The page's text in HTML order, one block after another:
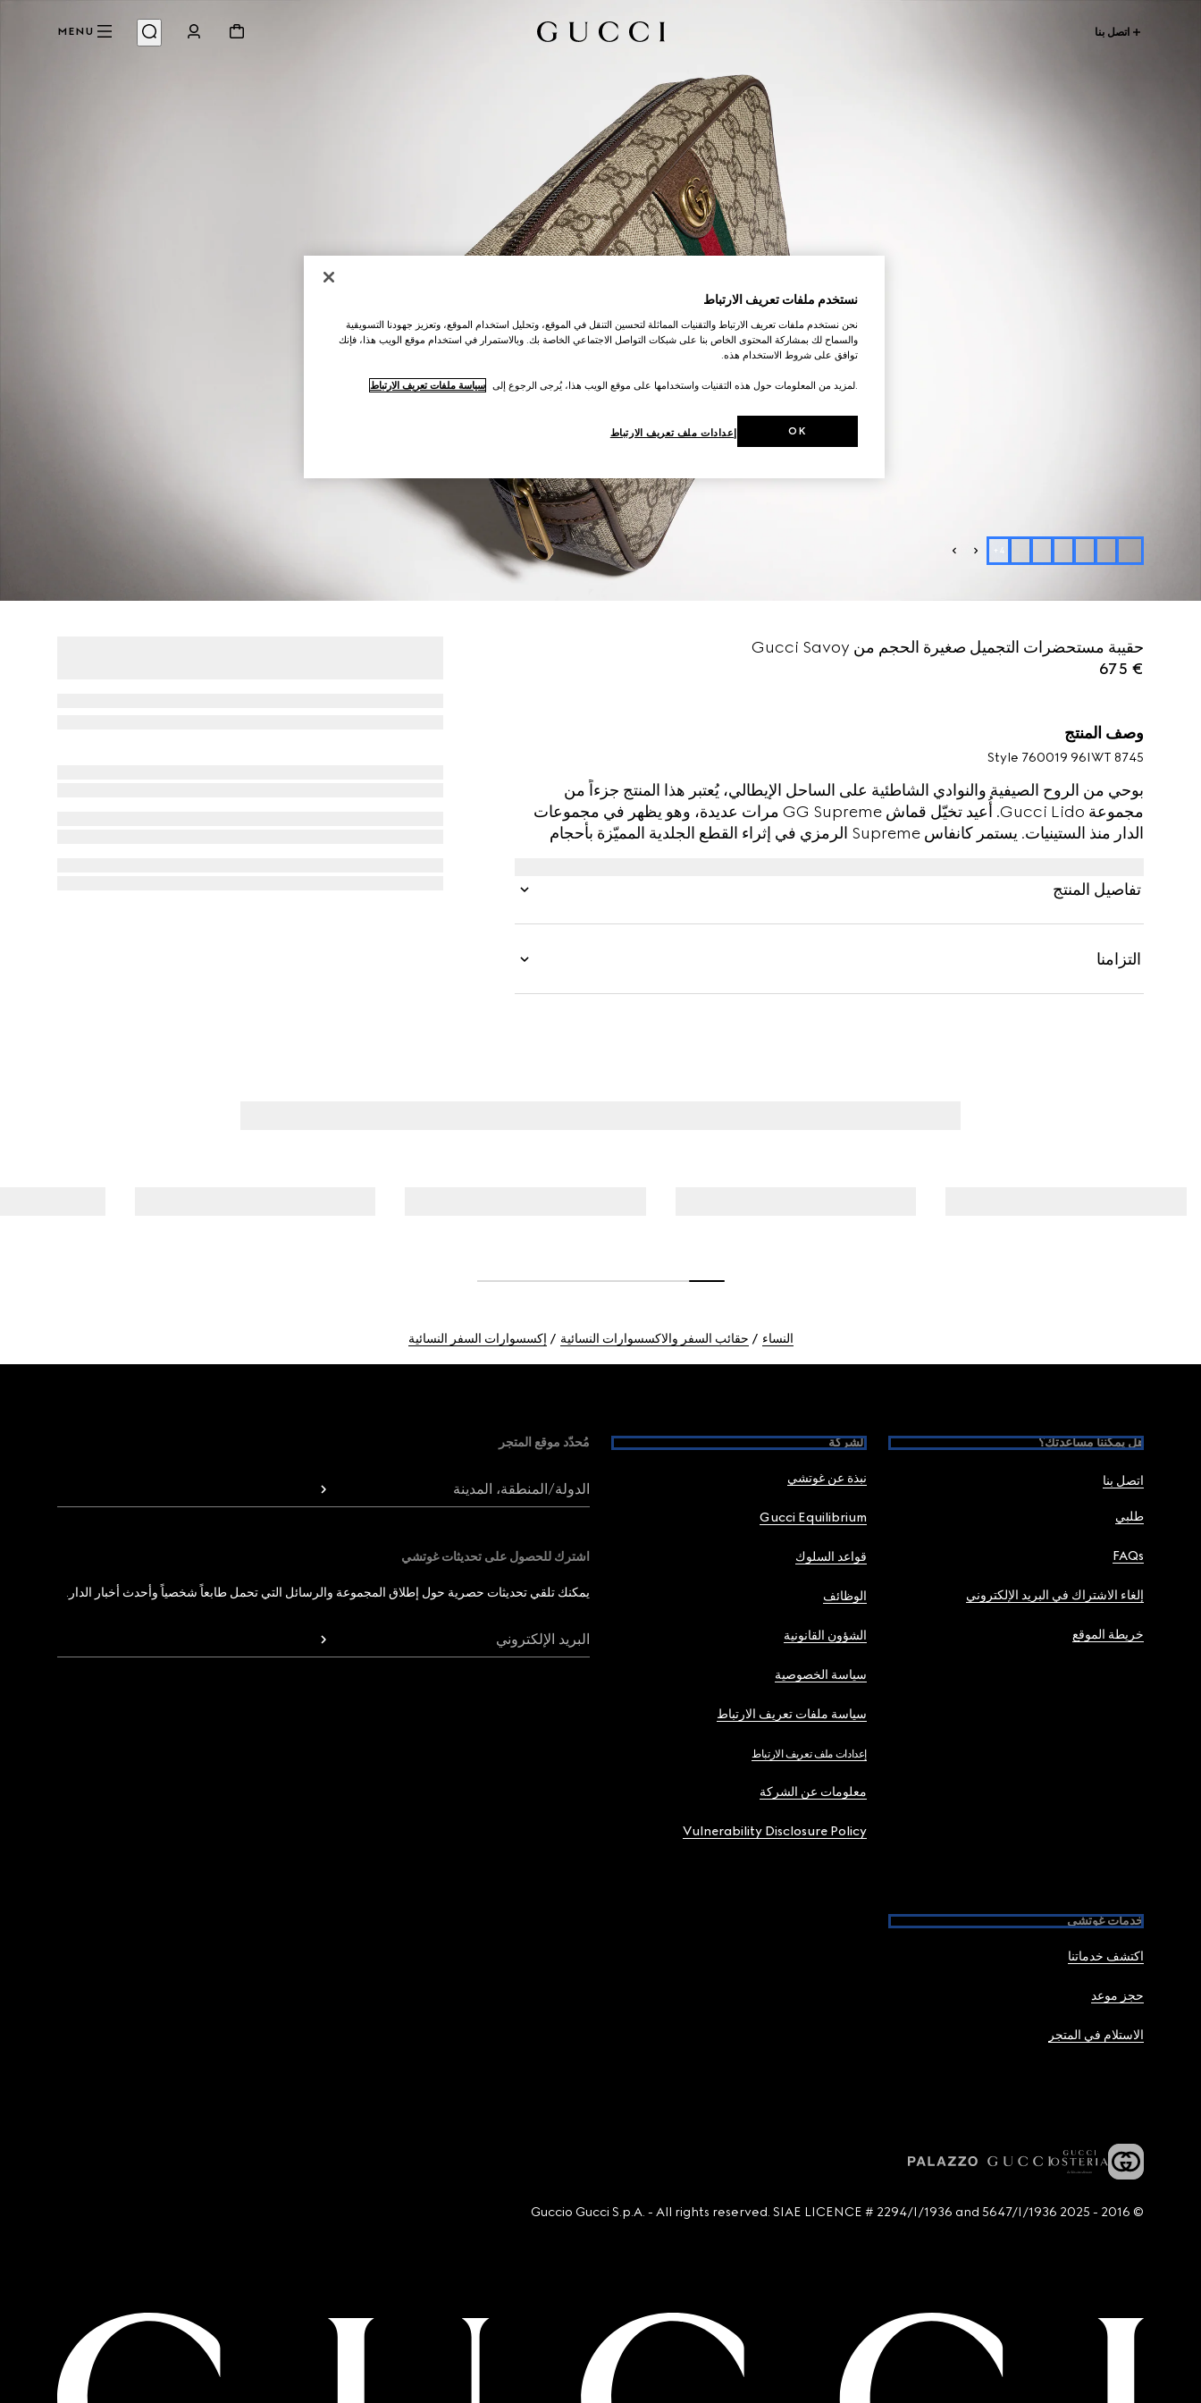
اتصل بنا MENU
+ 4
حقيبة مستحضرات التجميل صغيرة الحجم من Gucci Savoy
€ 675
وصف المنتج
Style ‎760019 96IWT 8745
بوحي من الروح الصيفية والنوادي الشاطئية على الساحل الإيطالي، يُعتبر هذا المنتج جزءاً من
مجموعة Gucci Lido. أُعيد تخيّل قماش GG Supreme مرات عديدة، وهو يظهر في مجموعات
الدار منذ الستينيات. يستمر كانفاس Supreme الرمزي في إثراء القطع الجلدية المميّزة بأحجام
تفاصيل المنتج
التزامنا
النساء حقائب السفر والاكسسوارات النسائية إكسسوارات السفر النسائية
هل يمكننا مساعدتك؟
اتصل بنا
طلبي
FAQs
إلغاء الاشتراك في البريد الإلكتروني
خريطة الموقع
الشركة
نبذة عن غوتشي
Gucci Equilibrium
قواعد السلوك
الوظائف
الشؤون القانونية
سياسة الخصوصية
سياسة ملفات تعريف الارتباط
إعدادات ملف تعريف الارتباط
معلومات عن الشركة
Vulnerability Disclosure Policy
خدمات غوتشي
اكتشف خدماتنا
حجز موعد
الاستلام في المتجر
مُحدّد موقع المتجر
الدولة/المنطقة، المدينة
اشترك للحصول على تحديثات غوتشي
يمكنك تلقي تحديثات حصرية حول إطلاق المجموعة والرسائل التي تحمل طابعاً شخصياً وأحدث أخبار الدار.
البريد الإلكتروني
© 2016 - 2025 Guccio Gucci S.p.A. - All rights reserved. SIAE LICENCE # 2294/I/1936 and 5647/I/1936
نستخدم ملفات تعريف الارتباط
نحن نستخدم ملفات تعريف الارتباط والتقنيات المماثلة لتحسين التنقل في الموقع، وتحليل استخدام الموقع، وتعزيز جهودنا التسويقية
والسماح لك بمشاركة المحتوى الخاص بنا على شبكات التواصل الاجتماعي الخاصة بك. وبالاستمرار في استخدام موقع الويب هذا، فإنك
توافق على شروط الاستخدام هذه.
.لمزيد من المعلومات حول هذه التقنيات واستخدامها على موقع الويب هذا، يُرجى الرجوع إلى سياسة ملفات تعريف الارتباط
إعدادات ملف تعريف الارتباط OK